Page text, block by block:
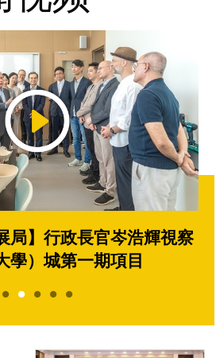
局】行政長官岑浩輝視察
學）城第一期項目